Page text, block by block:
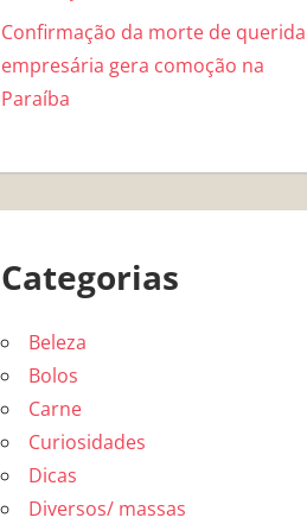
Confirmação da morte de querida
empresária gera comoção na
Paraíba
Categorias
Beleza
Bolos
Carne
Curiosidades
Dicas
Diversos/ massas